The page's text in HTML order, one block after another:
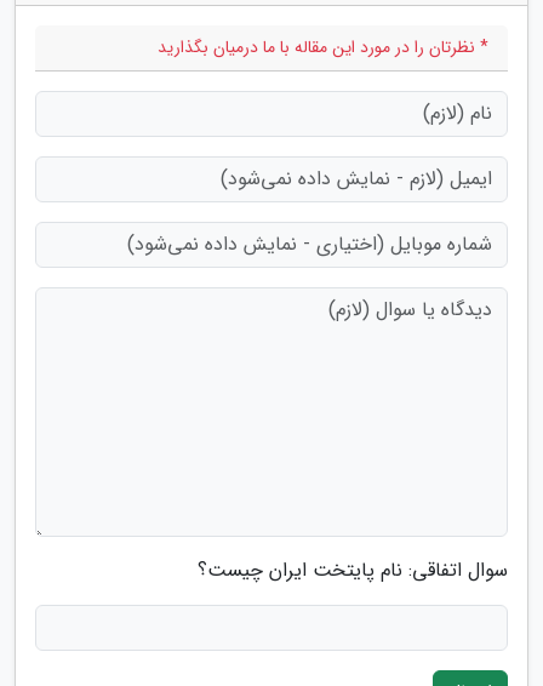
* نظرتان را در مورد این مقاله با ما درمیان بگذارید
سوال اتفاقی: نام پایتخت ایران چیست؟